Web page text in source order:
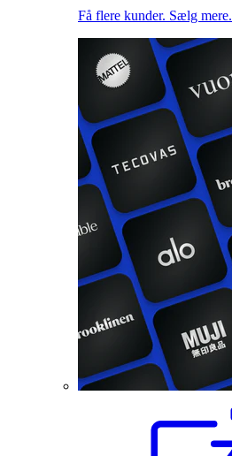
Få flere kunder. Sælg mere.